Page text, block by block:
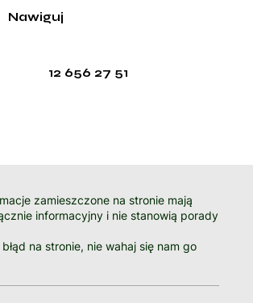
12 656 27 51
Nawiguj
zamieszczone na stronie mają
informacyjny i nie stanowią porady
na stronie, nie wahaj się nam go